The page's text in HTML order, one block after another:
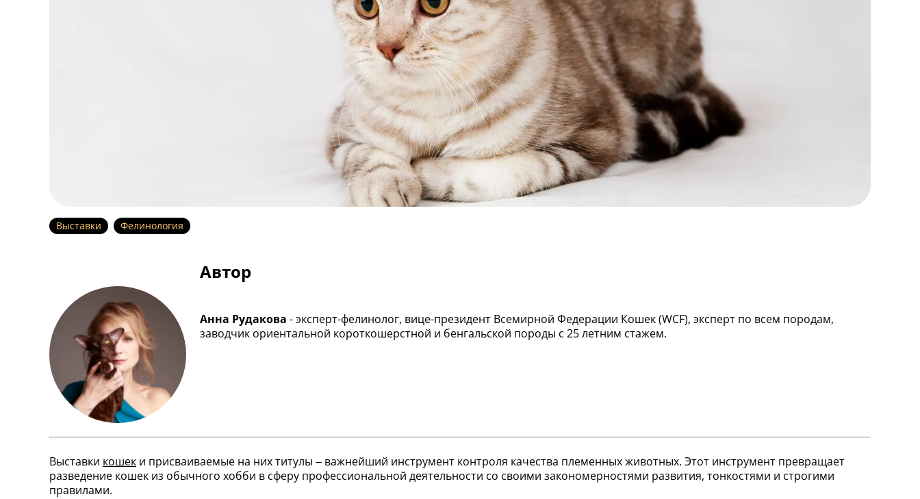
Выставки Фелинология
Автор
Анна Рудакова - эксперт-фелинолог, вице-президент Всемирной Федерации Кошек (WCF), эксперт по всем породам,
заводчик ориентальной короткошерстной и бенгальской породы с 25 летним стажем.
Выставки кошек и присваиваемые на них титулы – важнейший инструмент контроля качества племенных животных. Этот инструмент превращает
разведение кошек из обычного хобби в сферу профессиональной деятельности со своими закономерностями развития, тонкостями и строгими
правилами.